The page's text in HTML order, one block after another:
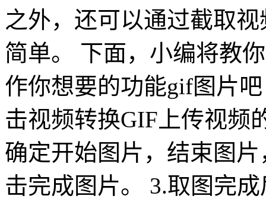
之外，还可以通过截取
简单。 下面，小编将教
作你想要的功能gif图片
击视频转换GIF上传视频
确定开始图片，结束图
击完成图片。 3.取图完